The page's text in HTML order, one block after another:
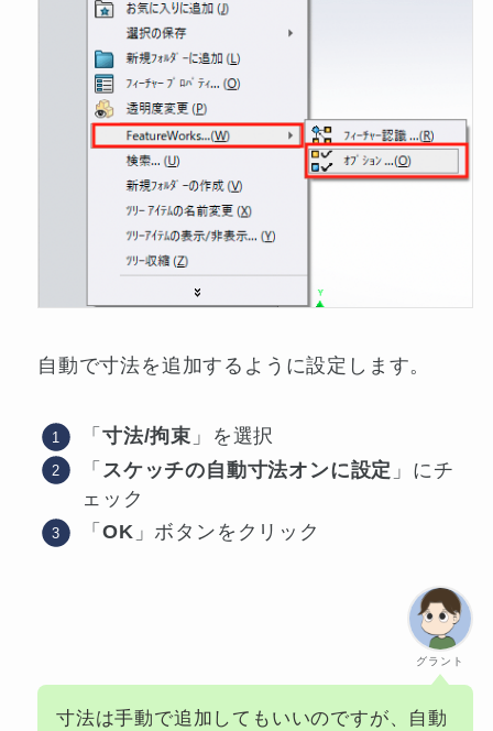
自動で寸法を追加するように設定します。
「寸法/拘束 」を選択
「 スケッチの自動寸法オンに設定 」にチ
ェック
「OK 」ボタンをクリック
グラント
寸法は手動で追加してもいいのですが、自動